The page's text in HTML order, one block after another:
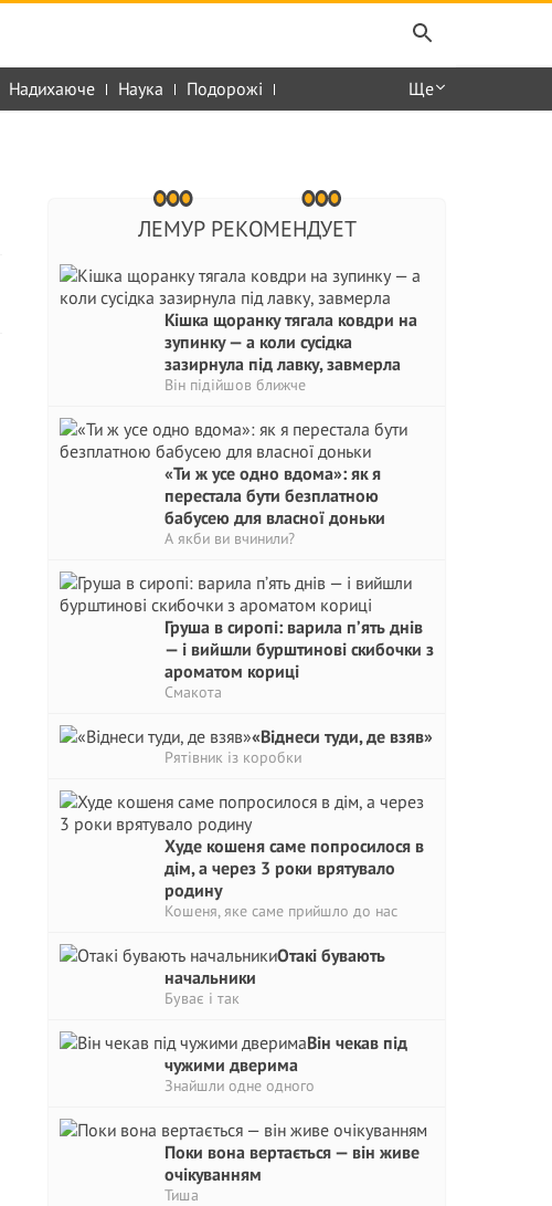
Надихаюче Наука Подорожі Ще
ЛЕМУР РЕКОМЕНДУЕТ
Кішка щоранку тягала ковдри на
зупинку — а коли сусідка
зазирнула під лавку, завмерла
Він підійшов ближче
«Ти ж усе одно вдома»: як я
перестала бути безплатною
бабусею для власної доньки
А якби ви вчинили?
Груша в сиропі: варила п’ять днів
— і вийшли бурштинові скибочки з
ароматом кориці
Смакота
«Віднеси туди, де взяв»
Рятівник із коробки
Худе кошеня саме попросилося в
дім, а через 3 роки врятувало
родину
Кошеня, яке саме прийшло до нас
Отакі бувають
начальники
Буває і так
Він чекав під
чужими дверима
Знайшли одне одного
Поки вона вертається — він живе
очікуванням
Тиша